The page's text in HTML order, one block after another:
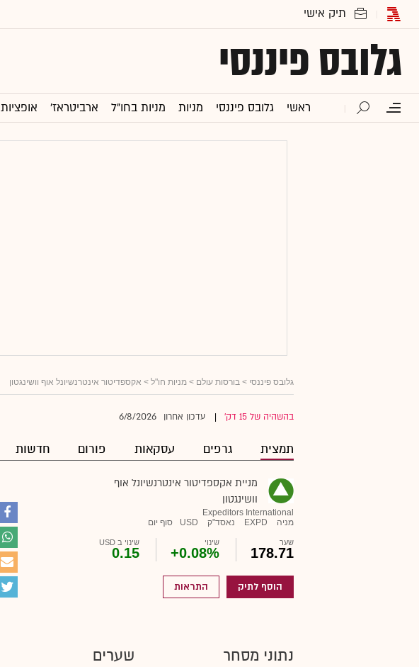
גלובס פיננסי
ראשי גלובס פיננסי מניות מניות בחו"ל ארביטראז' אופציות
גלובס פיננסי > בורסות עולם > מניות חו"ל > אקספדיטור אינטרנשיונל אוף וושינגטון
בהשהיה של 15 דק' עדכון אחרון 6/8/2026
תמצית גרפים עסקאות פורום חדשות
מניית אקספדיטור אינטרנשיונל אוף
וושינגטון
Expeditors International
מניה
EXPD נאסד"ק USD סוף יום
שער
178.71
שינוי
+0.08%
שינוי ב USD
0.15
הוסף לתיק התראות
נתוני מסחר שערים